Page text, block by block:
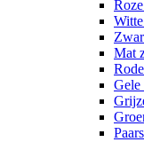
Mat
Gele